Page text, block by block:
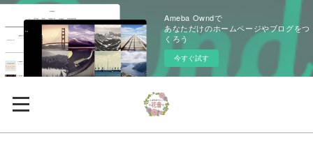
Ameba Owndで
あなただけのホームページやブログをつ
くろう
今すぐ試す